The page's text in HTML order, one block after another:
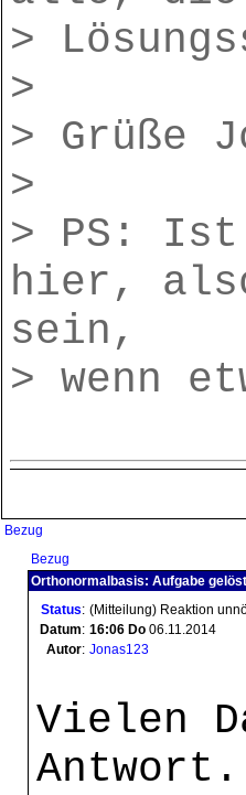
>
>
> Grüße
>
> PS: Ist
hier,
sein,
> wenn
Bezug
Bezug
Orthonormalbasis: Aufgabe gelöst
Status: (Mitteilung) Reaktion
Datum: 16:06 Do 06.11.2014
Autor: Jonas123
Vielen
Antwort.